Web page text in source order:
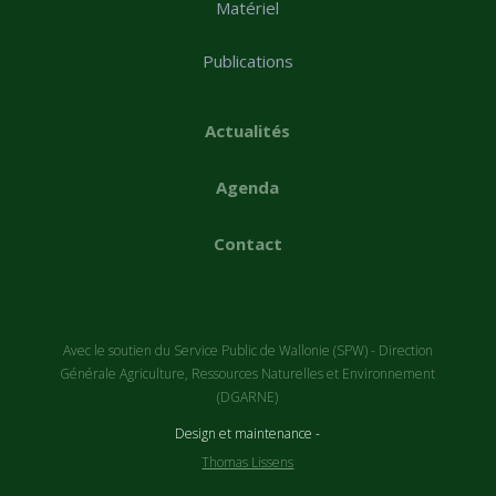
Matériel
Publications
Actualités
Agenda
Contact
Avec le soutien du Service Public de Wallonie (SPW) - Direction
Générale Agriculture, Ressources Naturelles et Environnement
(DGARNE)
Design et maintenance -
Thomas Lissens